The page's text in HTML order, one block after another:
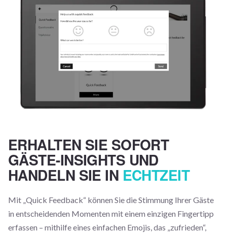
ERHALTEN SIE SOFORT
GÄSTE-INSIGHTS UND
HANDELN SIE IN ECHTZEIT
Mit „Quick Feedback“ können Sie die Stimmung Ihrer Gäste
in entscheidenden Momenten mit einem einzigen Fingertipp
erfassen – mithilfe eines einfachen Emojis, das „zufrieden“,